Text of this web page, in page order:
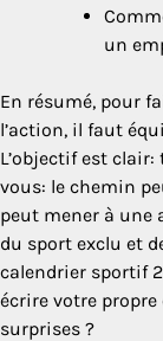
un
En résumé, pour
l’action, il faut
L’objectif est
vous: le chemin
peut mener à une
du sport exclu et
calendrier sportif
écrire votre
surprises ?